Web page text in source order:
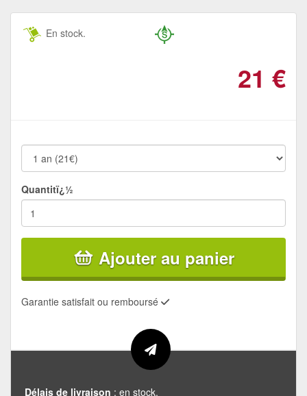
En stock.
21 €
Quantitï¿½
Ajouter au panier
Garantie satisfait ou remboursé
Délais de livraison : en stock.